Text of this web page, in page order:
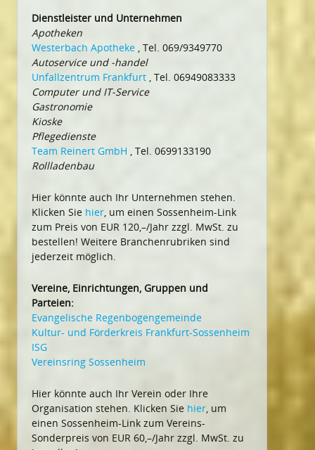
Dienstleister und Unternehmen
Apotheken
Westerbach Apotheke , Tel. 069/9349770
Autoservice und -handel
Unfallzentrum Frankfurt , Tel. 06949083333
Computer und IT-Service
Gastronomie
Kioske
Pflegedienste
Team Reinert GmbH , Tel. 0699133190
Rollladenbau
Hier könnte auch Ihr Unternehmen stehen.
Klicken Sie hier , um einen Sossenheim-Link
zum Preis von EUR 120,–/Jahr zzgl. MwSt. zu
bestellen! Weitere Branchenrubriken sind
jederzeit möglich.
Vereine, Einrichtungen, Gruppen und
Parteien:
Evangelische Regenbogengemeinde
Kultur- und Förderkreis Frankfurt-Sossenheim
ISG
Vereinsring Sossenheim
Hier könnte auch Ihr Verein oder Ihre
Organisation stehen. Klicken Sie hier , um
einen Sossenheim-Link zum Vereins-
Sonderpreis von EUR 60,–/Jahr zzgl. MwSt. zu